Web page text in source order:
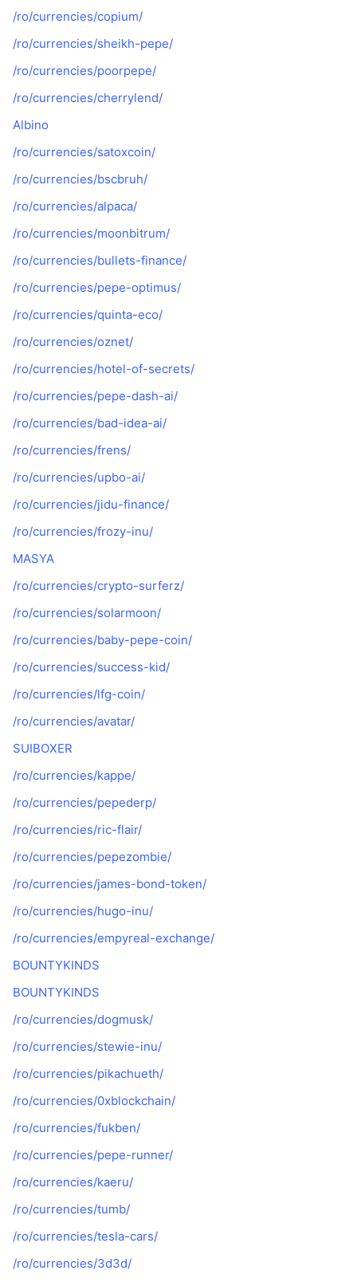
/ro/currencies/copium/
/ro/currencies/sheikh-pepe/
/ro/currencies/poorpepe/
/ro/currencies/cherrylend/
Albino
/ro/currencies/satoxcoin/
/ro/currencies/bscbruh/
/ro/currencies/alpaca/
/ro/currencies/moonbitrum/
/ro/currencies/bullets-finance/
/ro/currencies/pepe-optimus/
/ro/currencies/quinta-eco/
/ro/currencies/oznet/
/ro/currencies/hotel-of-secrets/
/ro/currencies/pepe-dash-ai/
/ro/currencies/bad-idea-ai/
/ro/currencies/frens/
/ro/currencies/upbo-ai/
/ro/currencies/jidu-finance/
/ro/currencies/frozy-inu/
MASYA
/ro/currencies/crypto-surferz/
/ro/currencies/solarmoon/
/ro/currencies/baby-pepe-coin/
/ro/currencies/success-kid/
/ro/currencies/lfg-coin/
/ro/currencies/avatar/
SUIBOXER
/ro/currencies/kappe/
/ro/currencies/pepederp/
/ro/currencies/ric-flair/
/ro/currencies/pepezombie/
/ro/currencies/james-bond-token/
/ro/currencies/hugo-inu/
/ro/currencies/empyreal-exchange/
BOUNTYKINDS
BOUNTYKINDS
/ro/currencies/dogmusk/
/ro/currencies/stewie-inu/
/ro/currencies/pikachueth/
/ro/currencies/0xblockchain/
/ro/currencies/fukben/
/ro/currencies/pepe-runner/
/ro/currencies/kaeru/
/ro/currencies/tumb/
/ro/currencies/tesla-cars/
/ro/currencies/3d3d/